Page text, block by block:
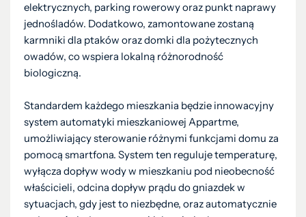
elektrycznych, parking rowerowy oraz punkt naprawy
jednośladów. Dodatkowo, zamontowane zostaną
karmniki dla ptaków oraz domki dla pożytecznych
owadów, co wspiera lokalną różnorodność
biologiczną.
Standardem każdego mieszkania będzie innowacyjny
system automatyki mieszkaniowej Appartme,
umożliwiający sterowanie różnymi funkcjami domu za
pomocą smartfona. System ten reguluje temperaturę,
wyłącza dopływ wody w mieszkaniu pod nieobecność
właścicieli, odcina dopływ prądu do gniazdek w
sytuacjach, gdy jest to niezbędne, oraz automatycznie